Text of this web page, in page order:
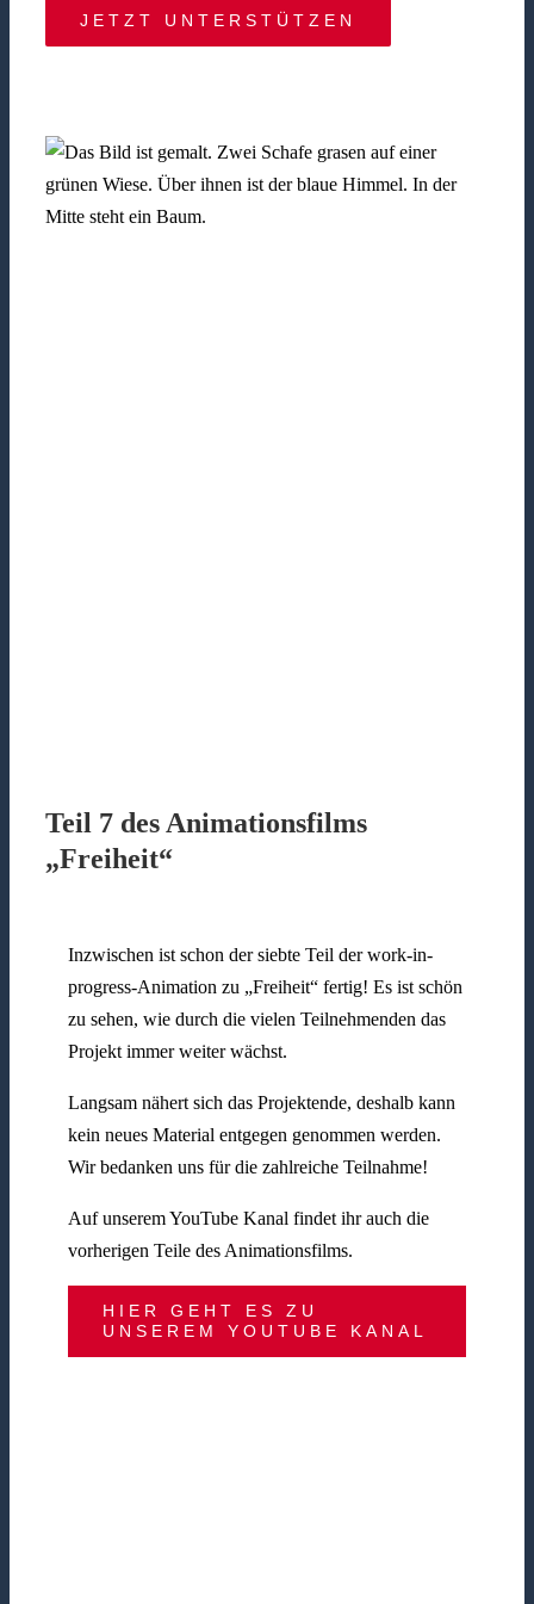
JETZT UNTERSTÜTZEN
Teil 7 des Animationsfilms
„Freiheit“
Inzwischen ist schon der siebte Teil der work-in-
progress-Animation zu „Freiheit“ fertig! Es ist schön
zu sehen, wie durch die vielen Teilnehmenden das
Projekt immer weiter wächst.
Langsam nähert sich das Projektende, deshalb kann
kein neues Material entgegen genommen werden.
Wir bedanken uns für die zahlreiche Teilnahme!
Auf unserem YouTube Kanal findet ihr auch die
vorherigen Teile des Animationsfilms.
HIER GEHT ES ZU
UNSEREM YOUTUBE KANAL